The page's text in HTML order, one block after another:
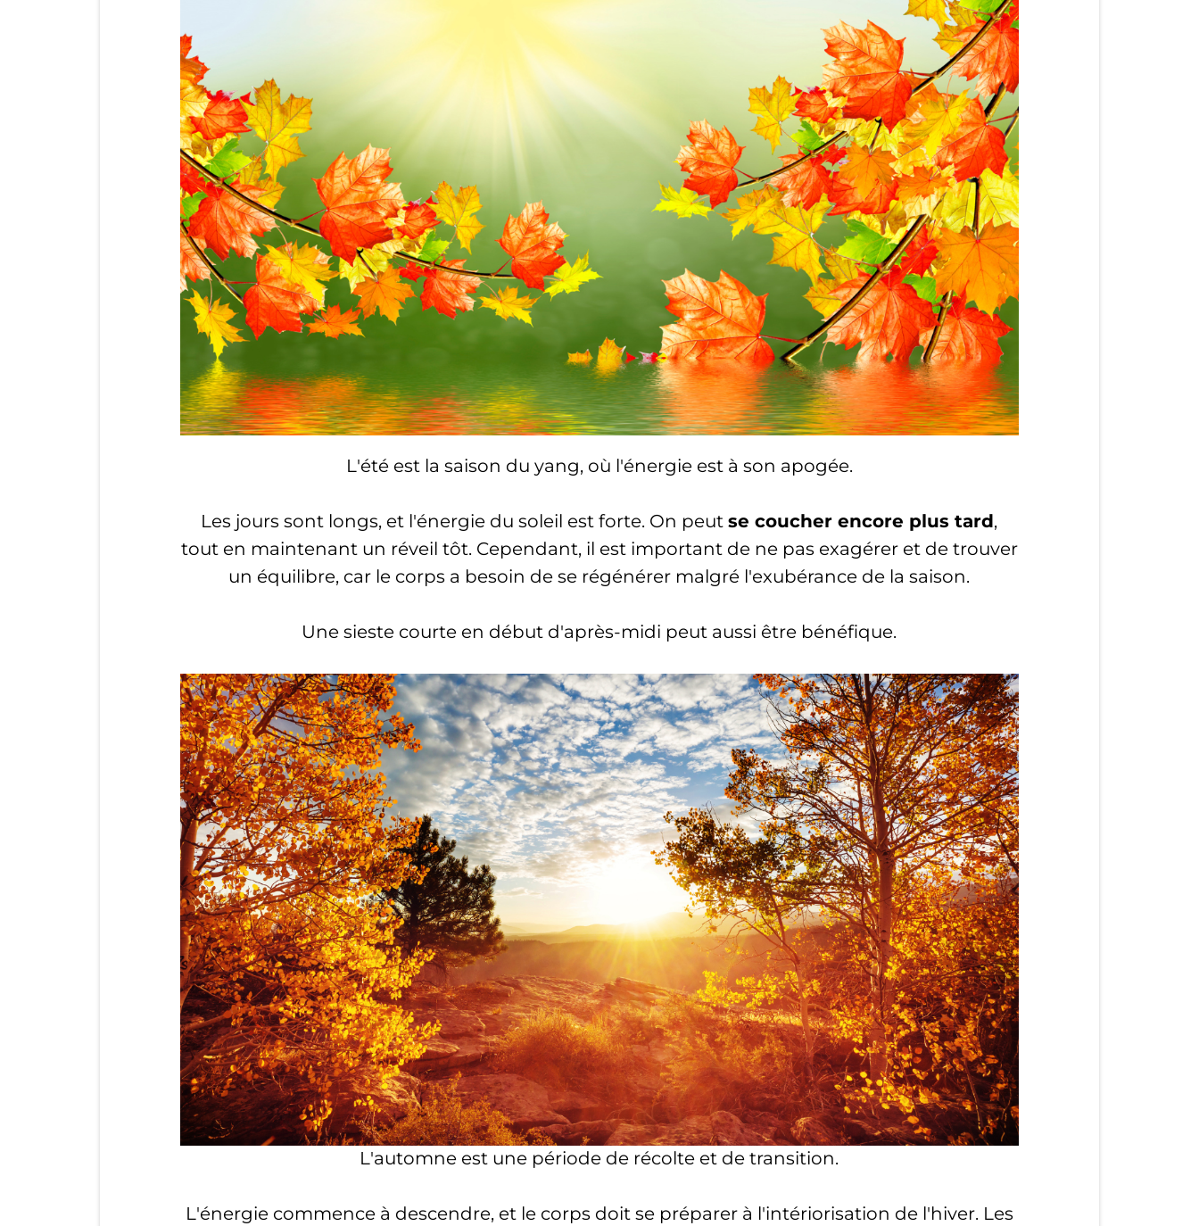
L'été est la saison du yang, où l'énergie est à son apogée.
Les jours sont longs, et l'énergie du soleil est forte. On peutse coucher encore plus tard,
tout en maintenant un réveil tôt. Cependant, il est important de ne pas exagérer et de trouver
un équilibre, car le corps a besoin de se régénérer malgré l'exubérance de la saison.
Une sieste courte en début d'après-midi peut aussi être bénéfique.
L'automne est une période de récolte et de transition.
L'énergie commence à descendre, et le corps doit se préparer à l'intériorisation de l'hiver. Les